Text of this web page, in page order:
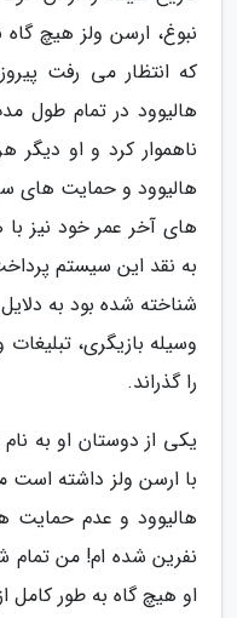
نبوغ، ارسن ولز هیچ
که انتظار می رفت
هالیوود در تمام طول
ناهموار کرد و او دیگر
هالیوود و حمایت های
های آخر عمر خود نیز
به نقد این سیستم
شناخته شده بود به
وسیله بازیگری،
را گذراند.
یکی از دوستان او به
با ارسن ولز داشته است
هالیوود و عدم حمایت
نفرین شده ام! من تمام
او هیچ گاه به طور کامل